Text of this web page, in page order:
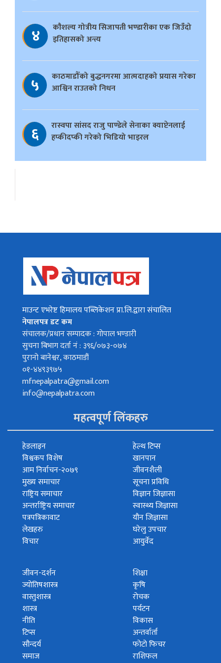
४
काैशल्य गोत्रीय सिजापती भण्डारीका एक जिउँदो
इतिहासको अन्त्य
५
काठमाडौँको बुद्धनगरमा आत्मदाहको प्रयास गरेका
आश्विन राउतको निधन
६
रास्वपा सांसद राजु पाण्डेले सेनाका क्याप्टेनलाई
हप्कीदप्की गरेको भिडियो भाइरल
माउन्ट एभरेष्ट हिमालय पब्लिकेशन प्रा.लि.द्वारा संचालित
नेपालपत्र डट कम
संचालक/प्रधान सम्पादक : गोपाल भण्डारी
सुचना बिभाग दर्ता नं : ३९६/०७३-०७४
पुरानो बानेश्वर, काठमाडौं
०१-४४९३९७५
mfnepalpatra@gmail.com
info@nepalpatra.com
महत्वपूर्ण लिंकहरु
हेडलाइन
विश्वकप विशेष
आम निर्वाचन-२०७९
मुख्य समाचार
राष्ट्रिय समाचार
अन्तर्राष्ट्रिय समाचार
पत्रपत्रिकावाट
लेखहरु
विचार
हेल्थ टिप्स
खानपान
जीवनशैली
सूचना प्रविधि
विज्ञान जिज्ञासा
स्वास्थ्य जिज्ञासा
यौन जिज्ञासा
घरेलु उपचार
आयुर्वेद
जीवन-दर्शन
ज्योतिषशास्त्र
वास्तुशास्त्र
शास्त्र
नीति
टिप्स
सौन्दर्य
समाज
शिक्षा
कृषि
रोचक
पर्यटन
विकास
अन्तर्वार्ता
फोटो फिचर
राशिफल